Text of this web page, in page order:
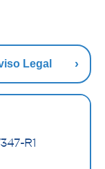
Legal
R1